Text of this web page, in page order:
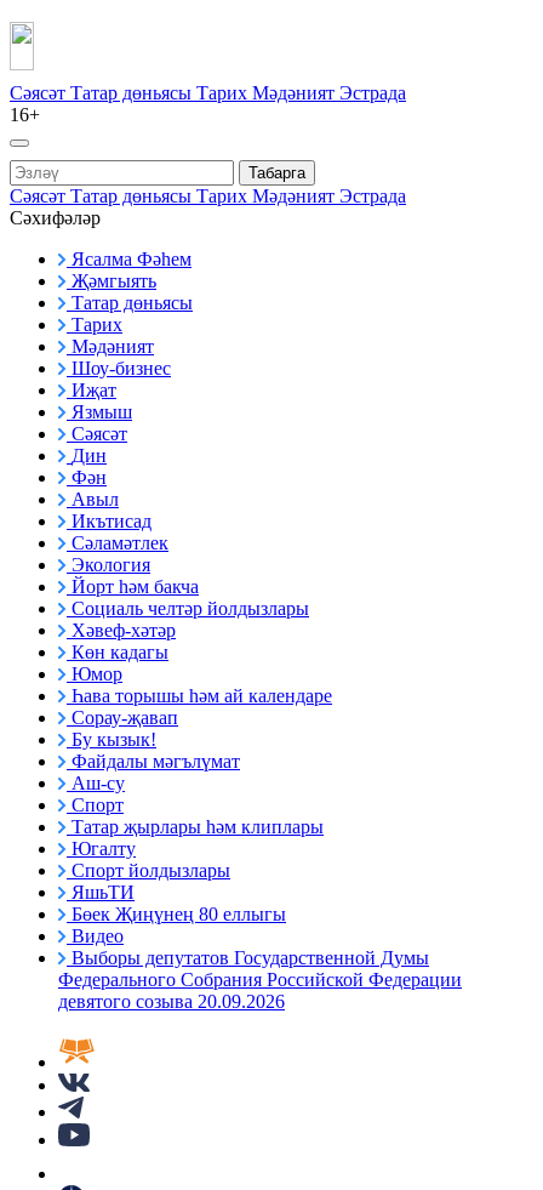
Сәясәт Татар дөньясы Тарих Мәдәният Эстрада
16+
Табарга
Сәясәт Татар дөньясы Тарих Мәдәният Эстрада
Сәхифәләр
Ясалма Фәһем
Җәмгыять
Татар дөньясы
Тарих
Мәдәният
Шоу-бизнес
Иҗат
Язмыш
Сәясәт
Дин
Фән
Авыл
Икътисад
Сәламәтлек
Экология
Йорт һәм бакча
Социаль челтәр йолдызлары
Хәвеф-хәтәр
Көн кадагы
Юмор
Һава торышы һәм ай календаре
Сорау-җавап
Бу кызык!
Файдалы мәгълүмат
Аш-су
Спорт
Татар җырлары һәм клиплары
Югалту
Спорт йолдызлары
ЯшьТИ
Бөек Җиңүнең 80 еллыгы
Видео
Выборы депутатов Государственной Думы
Федерального Собрания Российской Федерации
девятого созыва 20.09.2026